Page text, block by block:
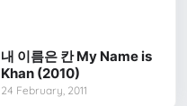
내 이름은 칸 My Name is
Khan (2010)
24 February, 2011